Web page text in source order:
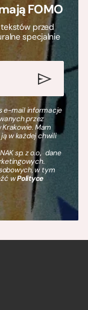
FOMO
przed
specjalnie
e-mail informacje
przez
Krakowie. Mam
w każdej chwili
sp. z o.o., dane
w tym
wPolityce